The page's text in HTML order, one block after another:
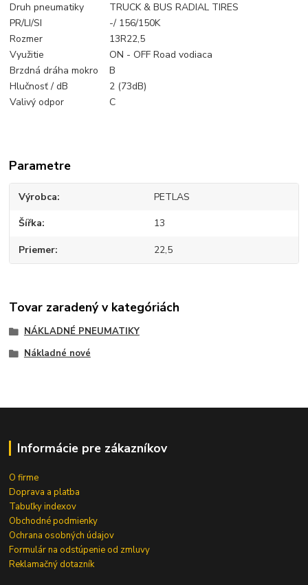
Druh pneumatiky
TRUCK & BUS RADIAL TIRES
PR/LI/SI
-/ 156/150K
Rozmer
13R22,5
Využitie
ON - OFF Road vodiaca
Brzdná dráha mokro
B
Hlučnosť / dB
2 (73dB)
Valivý odpor
C
Parametre
Výrobca PETLAS
Šířka 13
Priemer 22,5
Tovar zaradený v kategóriách
NÁKLADNÉ PNEUMATIKY
Nákladné nové
Informácie pre zákazníkov
O firme
Doprava a platba
Tabuľky indexov
Obchodné podmienky
Ochrana osobných údajov
Formulár na odstúpenie od zmluvy
Reklamačný dotazník